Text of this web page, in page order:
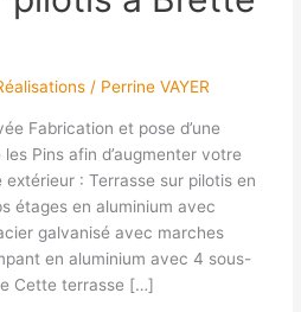
/ Perrine VAYER
Fabrication et pose d’une
Pins afin d’augmenter votre
: Terrasse sur pilotis en
étages en aluminium avec
galvanisé avec marches
en aluminium avec 4 sous-
Cette terrasse […]